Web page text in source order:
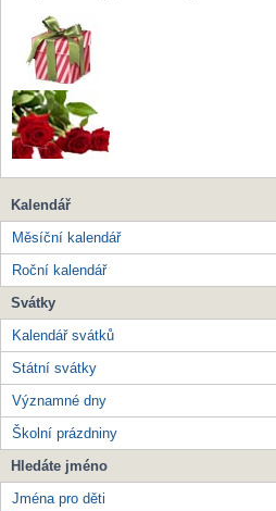
Kalendář
Měsíční kalendář
Roční kalendář
Svátky
Kalendář svátků
Státní svátky
Významné dny
Školní prázdniny
Hledáte jméno
Jména pro děti